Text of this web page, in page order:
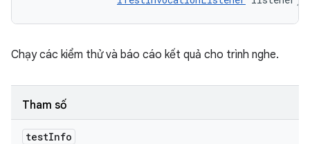
Chạy các kiểm thử và báo cáo kết quả cho trình nghe.
Tham số
testInfo